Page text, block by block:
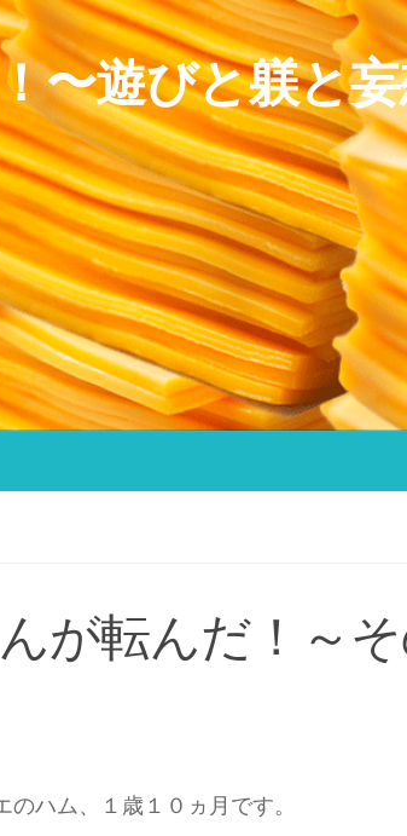
〜遊びと躾と
が転んだ！～
ハム、１歳１０ヵ月です。